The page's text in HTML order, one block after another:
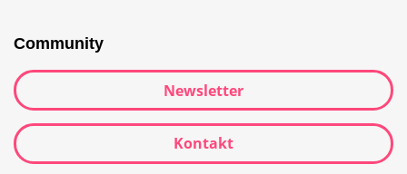
Community
Newsletter
Kontakt